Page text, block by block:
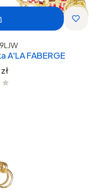
A'LA FABERGE